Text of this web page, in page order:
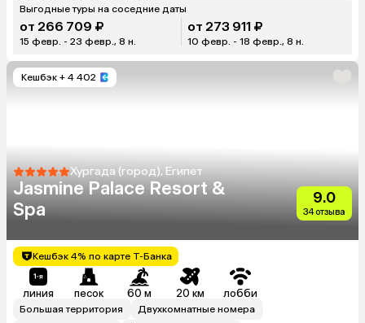
Выгодные туры на соседние даты
от 266 709 ₽
15 февр. - 23 февр., 8 н.
от 273 911 ₽
10 февр. - 18 февр., 8 н.
Кешбэк + 4 402
Хургада (город), Египет
Jasmine Palace Resort &
Spa
9.0
34 отзыва
Кешбэк 4% по карте Т-Банка
линия песок 60 м 20 км лобби
Большая территория
Двухкомнатные номера